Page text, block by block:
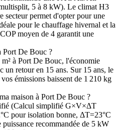
5 à 8 kW). Le climat H3
permet d'opter pour une
pour le chauffage hivernal et la
moyen de 4 garantit une
Port De Bouc ?
à Port De Bouc, l'économie
un retour en 15 ans. Sur 15 ans, le
émissions baissent de 1 210 kg
maison à Port De Bouc ?
(Calcul simplifié G×V×ΔT
pour isolation bonne, ΔT=23°C
recommandée de 5 kW